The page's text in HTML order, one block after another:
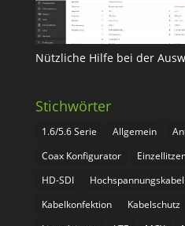
Nützliche Hilfe bei der
Stichwörter
1.6/5.6 Serie Allgemein
Coax Konfigurator
HD-SDI
Hochspannungskabel
Kabelkonfektion
Kabelschutz